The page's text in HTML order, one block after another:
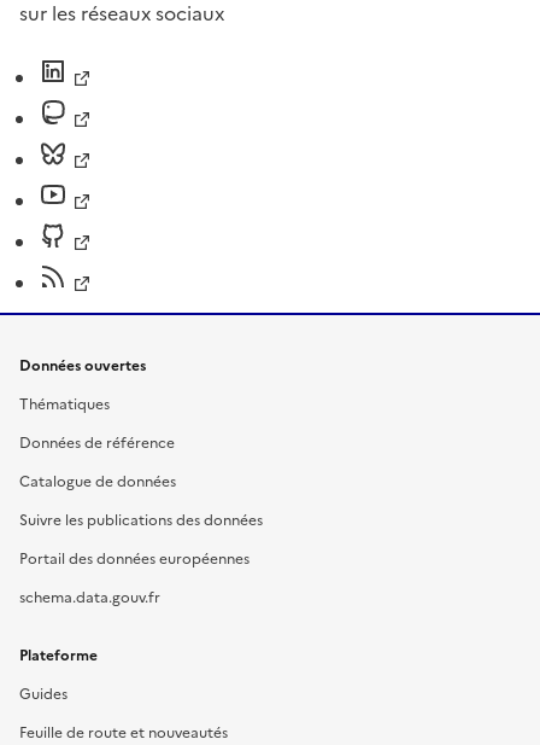
sur les réseaux sociaux
Données ouvertes
Thématiques
Données de référence
Catalogue de données
Suivre les publications des données
Portail des données européennes
schema.data.gouv.fr
Plateforme
Guides
Feuille de route et nouveautés